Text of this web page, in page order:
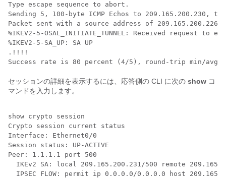
Type escape sequence to abort.
Sending 5, 100-byte ICMP Echos to 209.165.200.230,
Packet sent with a source address of 209.165.200.226
%IKEV2-5-OSAL_INITIATE_TUNNEL: Received
%IKEV2-5-SA_UP: SA UP
.!!!!
セッションの詳細を表示するには、応答側の CLI に次の show コ
マンドを入力します。
show crypto session
Crypto session current status
Interface: Ethernet0/0
Session status: UP-ACTIVE
Peer: 1.1.1.1 port 500
IKEv2 SA: local 209.165.200.231/500 remote
IPSEC FLOW: permit ip 0.0.0.0/0.0.0.0 host